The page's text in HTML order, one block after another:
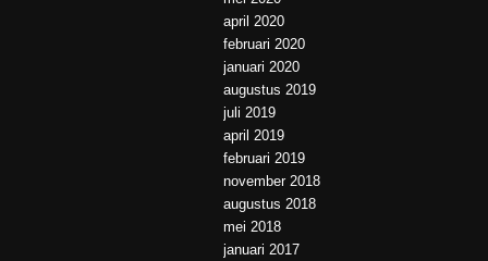
april 2020
februari 2020
januari 2020
augustus 2019
juli 2019
april 2019
februari 2019
november 2018
augustus 2018
mei 2018
januari 2017